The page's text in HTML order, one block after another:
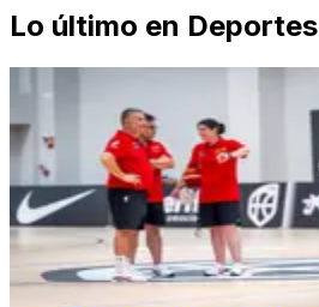
Lo último en Deportes